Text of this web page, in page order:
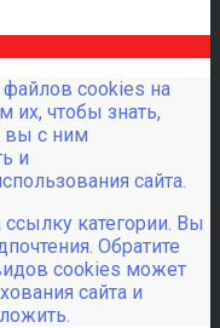
cookies на
их, чтобы знать,
вы с ним
и
сайта.
категории. Вы
Обратите
cookies может
сайта и